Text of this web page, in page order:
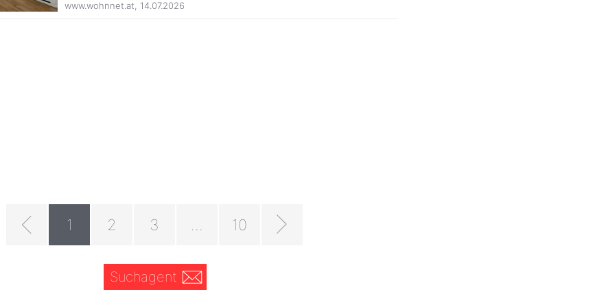
www.wohnnet.at 14.07.2026
1 2 3 10
Suchagent